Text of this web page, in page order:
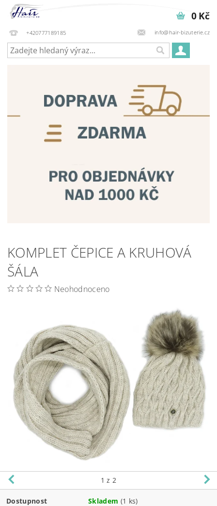
+420777189185 info@hair-bizuterie.cz
0 Kč
KOMPLET ČEPICE A KRUHOVÁ
ŠÁLA
Neohodnoceno
1 z 2
Dostupnost Skladem (1 ks)